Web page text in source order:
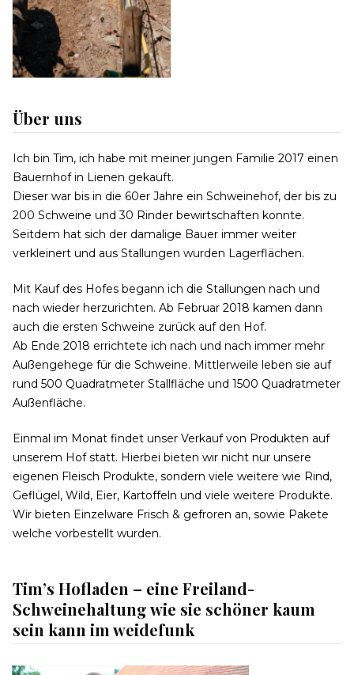
Über uns
Ich bin Tim, ich habe mit meiner jungen Familie 2017 einen
Bauernhof in Lienen gekauft.
Dieser war bis in die 60er Jahre ein Schweinehof, der bis zu
200 Schweine und 30 Rinder bewirtschaften konnte.
Seitdem hat sich der damalige Bauer immer weiter
verkleinert und aus Stallungen wurden Lagerflächen.
Mit Kauf des Hofes begann ich die Stallungen nach und
nach wieder herzurichten. Ab Februar 2018 kamen dann
auch die ersten Schweine zurück auf den Hof.
Ab Ende 2018 errichtete ich nach und nach immer mehr
Außengehege für die Schweine. Mittlerweile leben sie auf
rund 500 Quadratmeter Stallfläche und 1500 Quadratmeter
Außenfläche.
Einmal im Monat findet unser Verkauf von Produkten auf
unserem Hof statt. Hierbei bieten wir nicht nur unsere
eigenen Fleisch Produkte, sondern viele weitere wie Rind,
Geflügel, Wild, Eier, Kartoffeln und viele weitere Produkte.
Wir bieten Einzelware Frisch & gefroren an, sowie Pakete
welche vorbestellt wurden.
Tim’s Hofladen – eine Freiland-
Schweinehaltung wie sie schöner kaum
sein kann im weidefunk